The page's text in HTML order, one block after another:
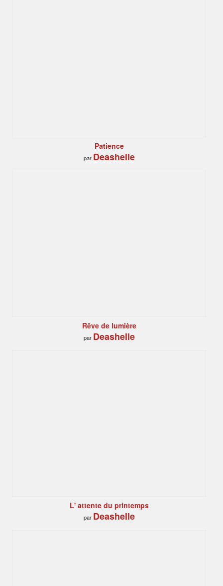
Patience
par Deashelle
Rêve de lumière
par Deashelle
L' attente du printemps
par Deashelle